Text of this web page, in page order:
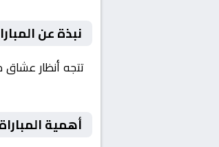
نبذة عن
تتجه أنظار عشاق
أهمية المباراة